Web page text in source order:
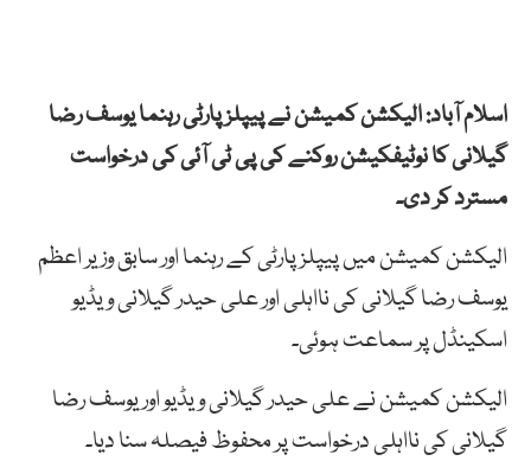
اسلام آباد: الیکشن کمیشن نے پیپلز پارٹی رہنما یوسف رضا
گیلانی کا نوٹیفکیشن روکنے کی پی ٹی آئی کی درخواست
مسترد کر دی۔
الیکشن کمیشن میں پیپلز پارٹی کے رہنما اور سابق وزیر اعظم
یوسف رضا گیلانی کی نااہلی اور علی حیدر گیلانی ویڈیو
اسکینڈل پر سماعت ہوئی۔
الیکشن کمیشن نے علی حیدر گیلانی ویڈیو اور یوسف رضا
گیلانی کی نااہلی درخواست پر محفوظ فیصلہ سنا دیا۔